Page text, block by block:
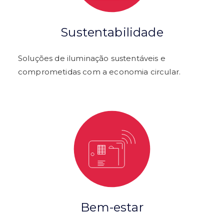
Sustentabilidade
Soluções de iluminação sustentáveis e
comprometidas com a economia circular.
Bem-estar